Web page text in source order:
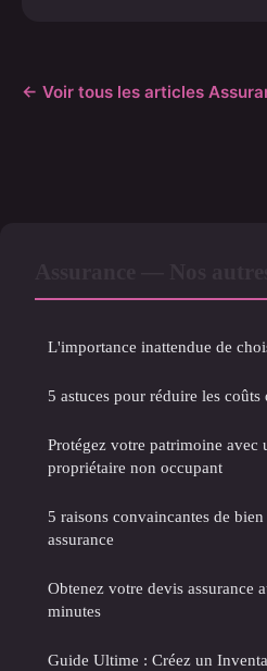
← Voir tous les articles
L'importance inattendue de
5 astuces pour réduire les coûts
Protégez votre patrimoine avec
propriétaire non occupant
5 raisons convaincantes de
assurance
Obtenez votre devis assurance
minutes
Guide Ultime : Créez un